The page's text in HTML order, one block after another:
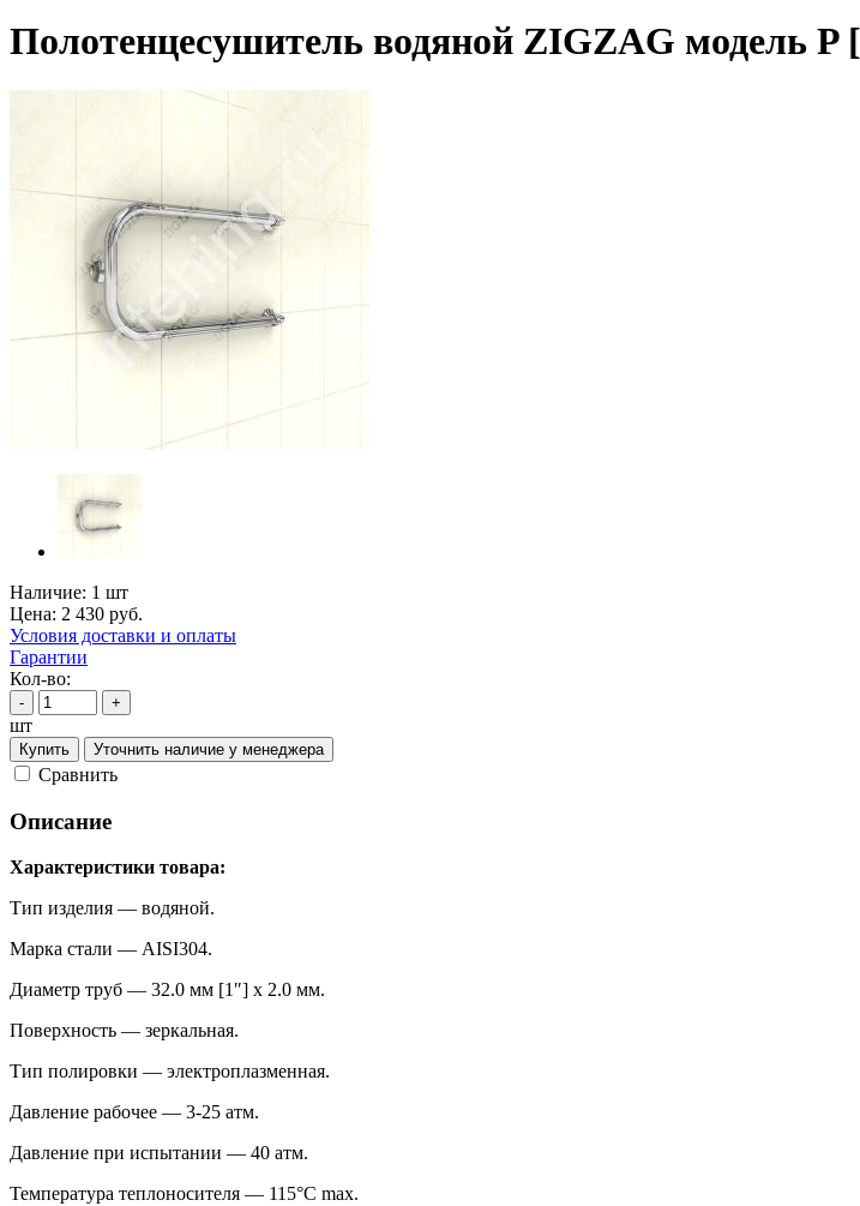
Полотенцесушитель водяной ZIGZAG модель P
Наличие: 1 шт
Цена: 2 430 руб.
Условия доставки и оплаты
Гарантии
Кол-во:
- +
шт
Купить Уточнить наличие у менеджера
Cравнить
Описание
Характеристики товара:
Тип изделия — водяной.
Марка стали — AISI304.
Диаметр труб — 32.0 мм [1″] х 2.0 мм.
Поверхность — зеркальная.
Тип полировки — электроплазменная.
Давление рабочее — 3-25 атм.
Давление при испытании — 40 атм.
Температура теплоносителя — 115°C max.